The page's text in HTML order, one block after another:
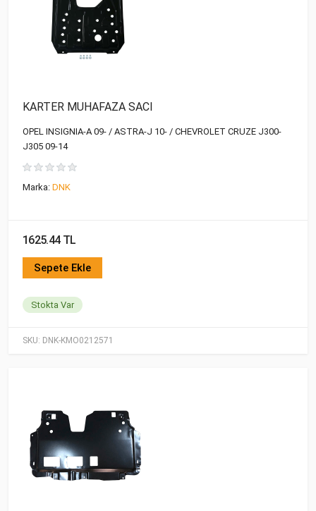
SKU: DNK-KMO0212571
KARTER MUHAFAZA SACI
OPEL INSIGNIA-A 09- / ASTRA-J 10- / CHEVROLET CRUZE J300-
J305 09-14
Marka: DNK
1625.44 TL
Sepete Ekle
Stokta Var